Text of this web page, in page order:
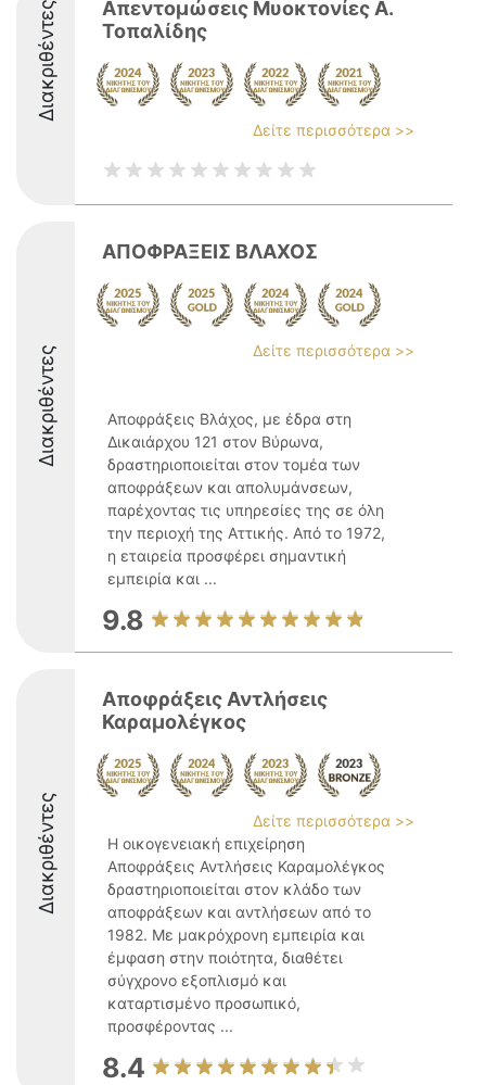
Διακριθέντες
Απεντομώσεις Μυοκτονίες Α.
Τοπαλίδης
Δείτε περισσότερα >>
Διακριθέντες
ΑΠΟΦΡΑΞΕΙΣ ΒΛΑΧΟΣ
Δείτε περισσότερα >>
Αποφράξεις Βλάχος, με έδρα στη
Δικαιάρχου 121 στον Βύρωνα,
δραστηριοποιείται στον τομέα των
αποφράξεων και απολυμάνσεων,
παρέχοντας τις υπηρεσίες της σε όλη
την περιοχή της Αττικής. Από το 1972,
η εταιρεία προσφέρει σημαντική
εμπειρία και ...
9.8
Διακριθέντες
Αποφράξεις Αντλήσεις
Καραμολέγκος
Δείτε περισσότερα >>
Η οικογενειακή επιχείρηση
Αποφράξεις Αντλήσεις Καραμολέγκος
δραστηριοποιείται στον κλάδο των
αποφράξεων και αντλήσεων από το
1982. Με μακρόχρονη εμπειρία και
έμφαση στην ποιότητα, διαθέτει
σύγχρονο εξοπλισμό και
καταρτισμένο προσωπικό,
προσφέροντας ...
8.4